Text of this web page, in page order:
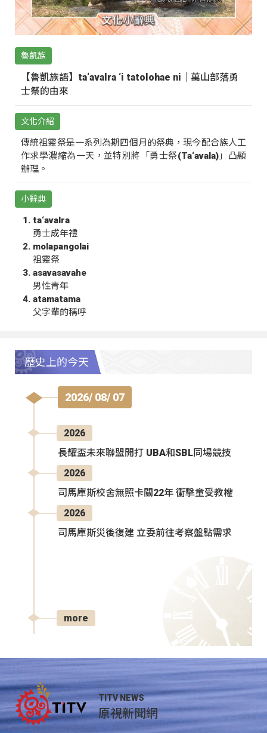
魯凱族
【魯凱族語】ta‘avalra ‘i tatolohae ni｜萬山部落勇
士祭的由來
文化介紹
傳統祖靈祭是一系列為期四個月的祭典，現今配合族人工
作求學濃縮為一天，並特別將「勇士祭(Ta‘avala)」凸顯
辦理。
小辭典
ta‘avalra
勇士成年禮
molapangolai
祖靈祭
asavasavahe
男性青年
atamatama
父字輩的稱呼
歷史上的今天
2026/ 08/ 07
2026
長耀盃未來聯盟開打 UBA和SBL同場競技
2026
司馬庫斯校舍無照卡關22年 衝擊童受教權
2026
司馬庫斯災後復建 立委前往考察盤點需求
more
TITV NEWS
原視新聞網